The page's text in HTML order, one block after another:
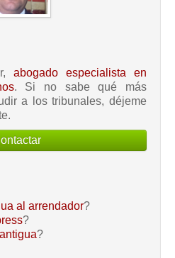
abogado especialista en
. Si no sabe qué más
a los tribunales, déjeme
al arrendador?
?
?